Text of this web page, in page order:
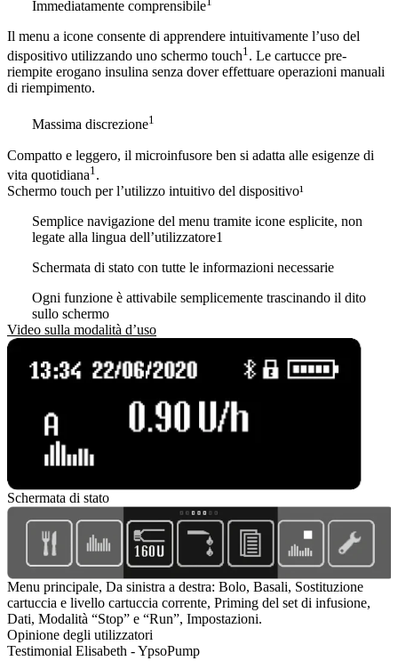
Immediatamente comprensibile
Il menu a icone consente di apprendere intuitivamente l’uso del
dispositivo utilizzando uno schermo touch1 . Le cartucce pre-
riempite erogano insulina senza dover effettuare operazioni manuali
di riempimento.
Massima discrezione1
Compatto e leggero, il microinfusore ben si adatta alle esigenze di
vita quotidiana1 .
Schermo touch per l’utilizzo intuitivo del dispositivo¹
Semplice navigazione del menu tramite icone esplicite, non
legate alla lingua dell’utilizzatore1
Schermata di stato con tutte le informazioni necessarie
Ogni funzione è attivabile semplicemente trascinando il dito
sullo schermo
Video sulla modalità d’uso
Schermata di stato
Menu principale, Da sinistra a destra: Bolo, Basali, Sostituzione
cartuccia e livello cartuccia corrente, Priming del set di infusione,
Dati, Modalità “Stop” e “Run”, Impostazioni.
Opinione degli utilizzatori
Testimonial Elisabeth - YpsoPump